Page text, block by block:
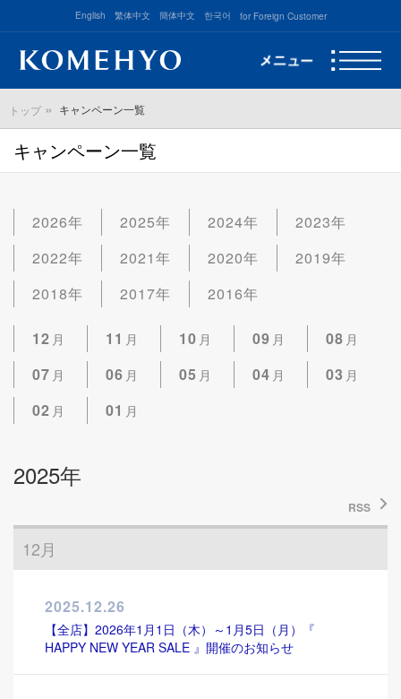
English 繁体中文 簡体中文 한국어 for Foreign Customer
トップ キャンペーン一覧
キャンペーン一覧
2026年 2025年 2024年
2023年
2022年
2021年 2020年
2019年
2018年
2017年 2016年
12 月 11 月 10 月 09 月 08 月
07 月 06 月 05 月 04 月 03 月
02 月 01 月
2025年
RSS
12月
2025.12.26
【全店】2026年1月1日（木）～1月5日（月）『
HAPPY NEW YEAR SALE 』開催のお知らせ